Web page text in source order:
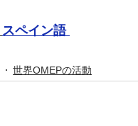
スペイン語
世界OMEPの活動